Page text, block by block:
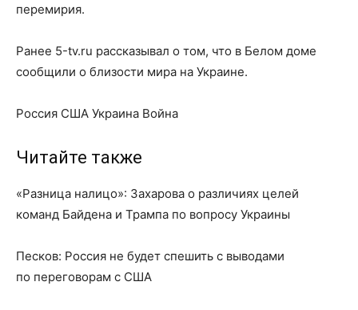
перемирия.
Ранее 5-tv.ru рассказывал о том, что в Белом доме
сообщили о близости мира на Украине.
Россия США Украина Война
Читайте также
«Разница налицо»: Захарова о различиях целей
команд Байдена и Трампа по вопросу Украины
Песков: Россия не будет спешить с выводами
по переговорам с США